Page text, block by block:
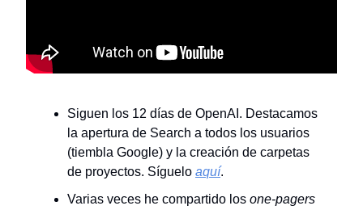
Siguen los 12 días de OpenAI. Destacamos
la apertura de Search a todos los usuarios
(tiembla Google) y la creación de carpetas
de proyectos. Síguelo aquí.
Varias veces he compartido los one-pagers